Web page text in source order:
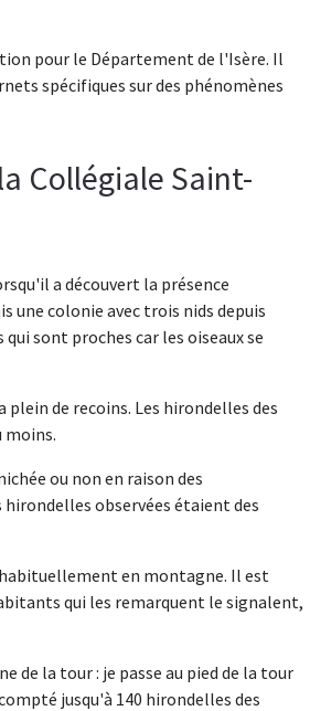
pour le Département de l'Isère. Il
spécifiques sur des phénomènes
Collégiale Saint-
a découvert la présence
une colonie avec trois nids depuis
sont proches car les oiseaux se
plein de recoins. Les hirondelles des
moins.
ou non en raison des
observées étaient des
habituellement en montagne. Il est
qui les remarquent le signalent,
de la tour : je passe au pied de la tour
jusqu'à 140 hirondelles des